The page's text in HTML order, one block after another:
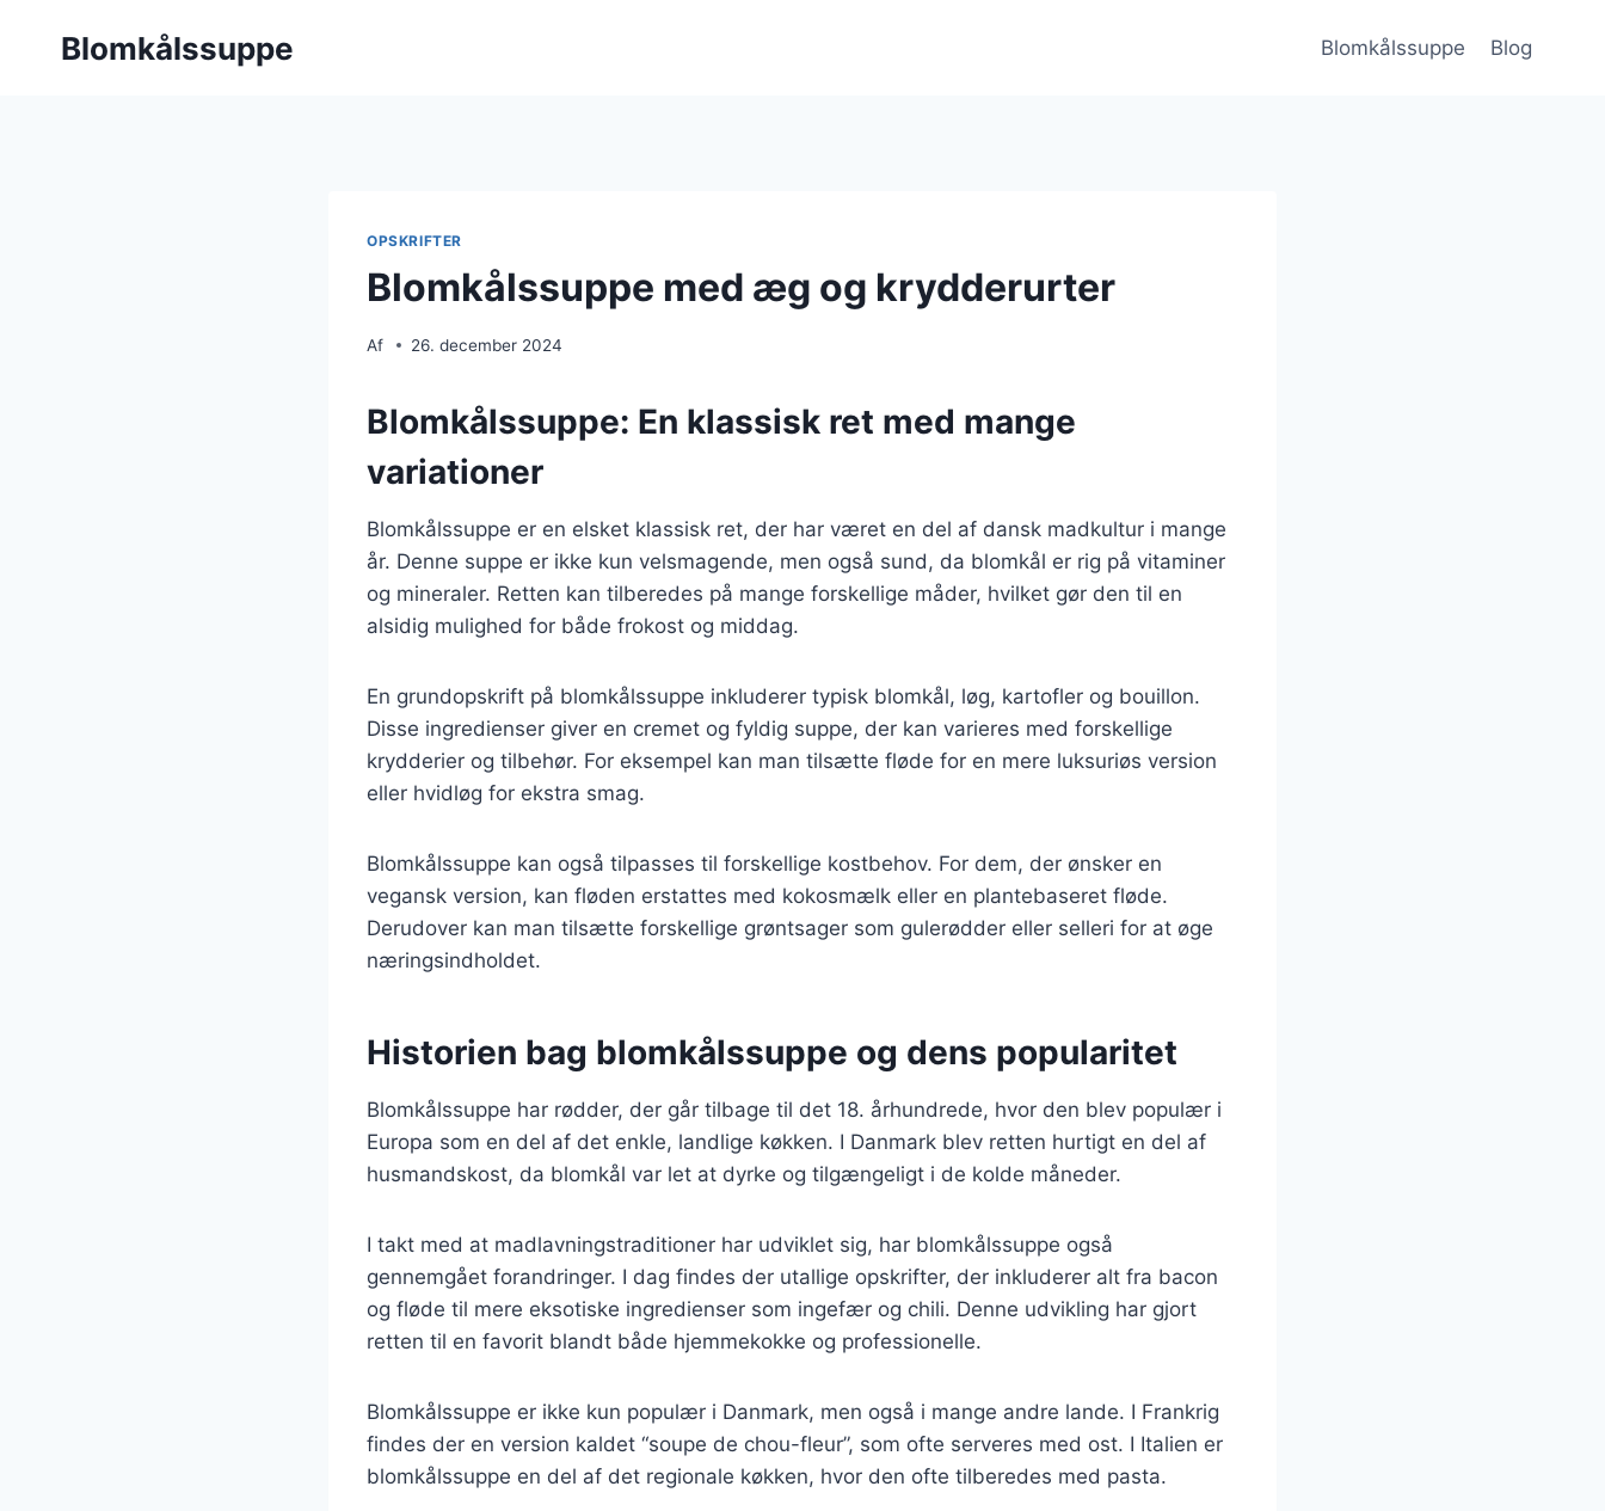
Blomkålssuppe Blomkålssuppe Blog
OPSKRIFTER
Blomkålssuppe med æg og krydderurter
Af 26. december 2024
Blomkålssuppe: En klassisk ret med mange
variationer
Blomkålssuppe er en elsket klassisk ret, der har været en del af dansk madkultur i mange
år. Denne suppe er ikke kun velsmagende, men også sund, da blomkål er rig på vitaminer
og mineraler. Retten kan tilberedes på mange forskellige måder, hvilket gør den til en
alsidig mulighed for både frokost og middag.
En grundopskrift på blomkålssuppe inkluderer typisk blomkål, løg, kartofler og bouillon.
Disse ingredienser giver en cremet og fyldig suppe, der kan varieres med forskellige
krydderier og tilbehør. For eksempel kan man tilsætte fløde for en mere luksuriøs version
eller hvidløg for ekstra smag.
Blomkålssuppe kan også tilpasses til forskellige kostbehov. For dem, der ønsker en
vegansk version, kan fløden erstattes med kokosmælk eller en plantebaseret fløde.
Derudover kan man tilsætte forskellige grøntsager som gulerødder eller selleri for at øge
næringsindholdet.
Historien bag blomkålssuppe og dens popularitet
Blomkålssuppe har rødder, der går tilbage til det 18. århundrede, hvor den blev populær i
Europa som en del af det enkle, landlige køkken. I Danmark blev retten hurtigt en del af
husmandskost, da blomkål var let at dyrke og tilgængeligt i de kolde måneder.
I takt med at madlavningstraditioner har udviklet sig, har blomkålssuppe også
gennemgået forandringer. I dag findes der utallige opskrifter, der inkluderer alt fra bacon
og fløde til mere eksotiske ingredienser som ingefær og chili. Denne udvikling har gjort
retten til en favorit blandt både hjemmekokke og professionelle.
Blomkålssuppe er ikke kun populær i Danmark, men også i mange andre lande. I Frankrig
findes der en version kaldet “soupe de chou-fleur”, som ofte serveres med ost. I Italien er
blomkålssuppe en del af det regionale køkken, hvor den ofte tilberedes med pasta.